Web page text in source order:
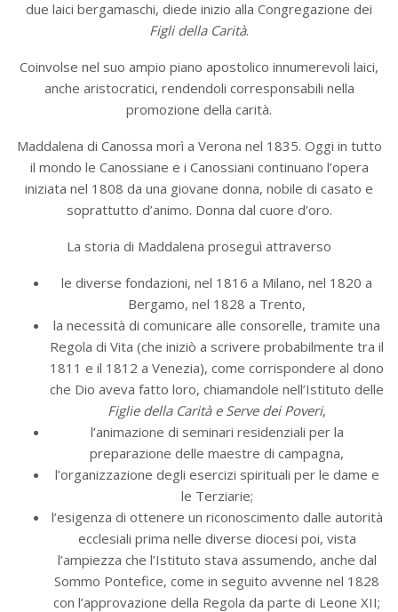
due laici bergamaschi, diede inizio alla Congregazione dei
Figli della Carità.
Coinvolse nel suo ampio piano apostolico innumerevoli laici,
anche aristocratici, rendendoli corresponsabili nella
promozione della carità.
Maddalena di Canossa morì a Verona nel 1835. Oggi in tutto
il mondo le Canossiane e i Canossiani continuano l’opera
iniziata nel 1808 da una giovane donna, nobile di casato e
soprattutto d’animo. Donna dal cuore d’oro.
La storia di Maddalena proseguì attraverso
le diverse fondazioni, nel 1816 a Milano, nel 1820 a
Bergamo, nel 1828 a Trento,
la necessità di comunicare alle consorelle, tramite una
Regola di Vita (che iniziò a scrivere probabilmente tra il
1811 e il 1812 a Venezia), come corrispondere al dono
che Dio aveva fatto loro, chiamandole nell’Istituto delle
Figlie della Carità e Serve dei Poveri,
l’animazione di seminari residenziali per la
preparazione delle maestre di campagna,
l’organizzazione degli esercizi spirituali per le dame e
le Terziarie;
l’esigenza di ottenere un riconoscimento dalle autorità
ecclesiali prima nelle diverse diocesi poi, vista
l’ampiezza che l’Istituto stava assumendo, anche dal
Sommo Pontefice, come in seguito avvenne nel 1828
con l’approvazione della Regola da parte di Leone XII;